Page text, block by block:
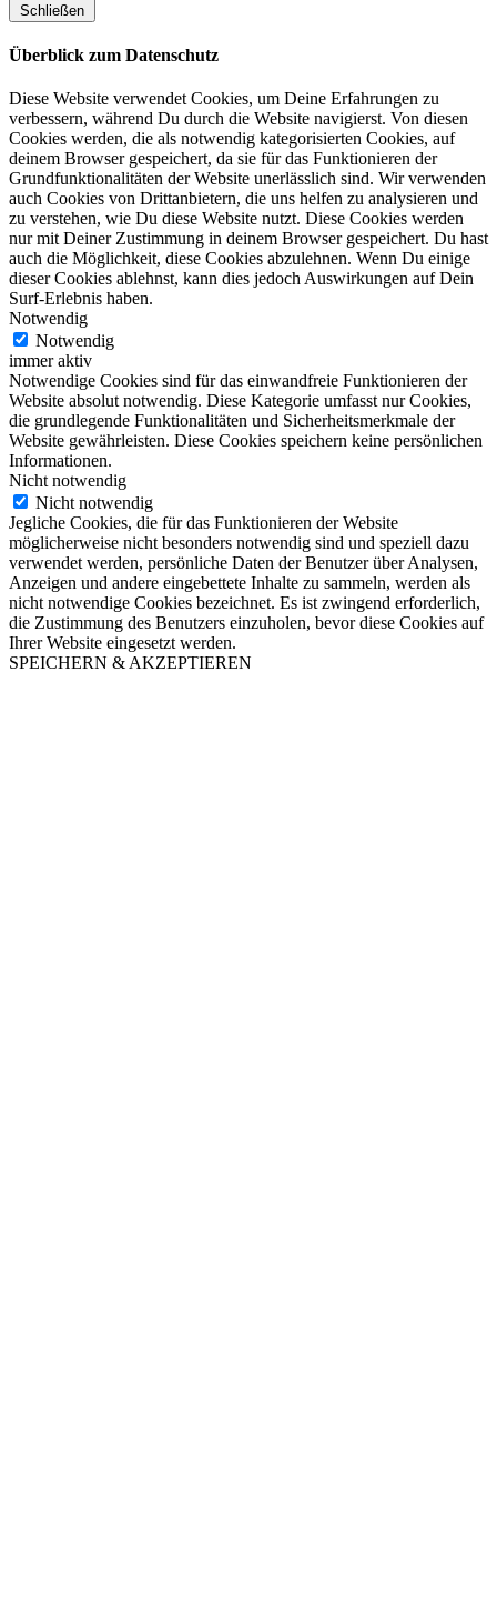
Schließen
Überblick zum Datenschutz
Diese Website verwendet Cookies, um Deine Erfahrungen zu
verbessern, während Du durch die Website navigierst. Von diesen
Cookies werden, die als notwendig kategorisierten Cookies, auf
deinem Browser gespeichert, da sie für das Funktionieren der
Grundfunktionalitäten der Website unerlässlich sind. Wir verwenden
auch Cookies von Drittanbietern, die uns helfen zu analysieren und
zu verstehen, wie Du diese Website nutzt. Diese Cookies werden
nur mit Deiner Zustimmung in deinem Browser gespeichert. Du hast
auch die Möglichkeit, diese Cookies abzulehnen. Wenn Du einige
dieser Cookies ablehnst, kann dies jedoch Auswirkungen auf Dein
Surf-Erlebnis haben.
Notwendig
Notwendig
immer aktiv
Notwendige Cookies sind für das einwandfreie Funktionieren der
Website absolut notwendig. Diese Kategorie umfasst nur Cookies,
die grundlegende Funktionalitäten und Sicherheitsmerkmale der
Website gewährleisten. Diese Cookies speichern keine persönlichen
Informationen.
Nicht notwendig
Nicht notwendig
Jegliche Cookies, die für das Funktionieren der Website
möglicherweise nicht besonders notwendig sind und speziell dazu
verwendet werden, persönliche Daten der Benutzer über Analysen,
Anzeigen und andere eingebettete Inhalte zu sammeln, werden als
nicht notwendige Cookies bezeichnet. Es ist zwingend erforderlich,
die Zustimmung des Benutzers einzuholen, bevor diese Cookies auf
Ihrer Website eingesetzt werden.
SPEICHERN & AKZEPTIEREN